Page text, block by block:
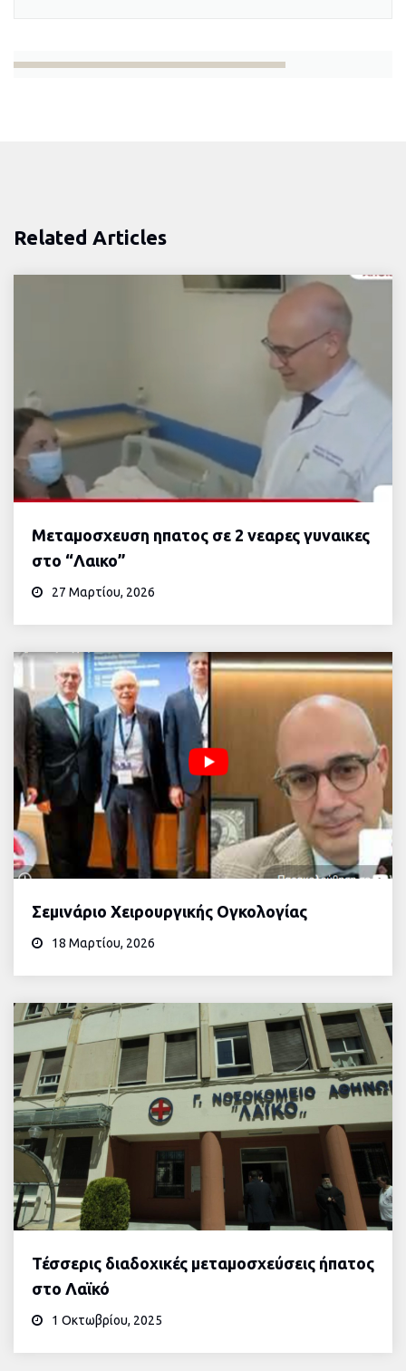
Related Articles
Μεταμοσχευση ηπατος σε 2 νεαρες γυναικες
στο “Λαικο”
27 Μαρτίου, 2026
Σεμινάριο Χειρουργικής Ογκολογίας
18 Μαρτίου, 2026
Τέσσερις διαδοχικές μεταμοσχεύσεις ήπατος
στο Λαϊκό
1 Οκτωβρίου, 2025